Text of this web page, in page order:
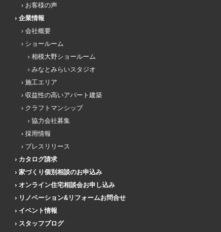
お客様の声
企業情報
会社概要
ショールーム
相模大野ショールーム
みなとみらいスタジオ
施工エリア
収益性の高いアパート建築
クラフトマンシップ
協力会社募集
採用情報
プレスリリース
カタログ請求
家づくり個別相談のお申込み
オンライン住宅相談会お申し込み
リノベーション&リフォームお問合せ
イベント情報
スタッフブログ